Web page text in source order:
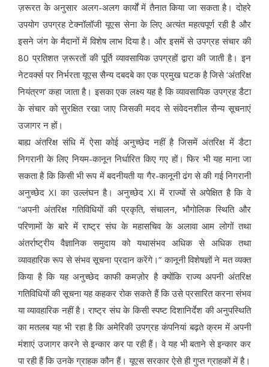
ज़रूरत के अनुसार अलग-अलग कार्यों में तैनात किया जा सकता है। दोहरे
उपयोग उपग्रह टेक्नॉलॉजी यूएस सेना के लिए अत्यंत महत्वपूर्ण रही है और
इसने जंग के मैदानों में विशेष लाभ दिया है। और इसमें से उपग्रह संचार की
80 प्रतिशत ज़रूरतों की पूर्ति व्यावसायिक उपग्रहों द्वारा की जाती है। इन
नेटवर्क्स पर निर्भरता यूएस सैन्य दबदबे का एक प्रमुख घटक है जिसे ‘अंतरिक्ष
नियंत्रण’ कहा जाता है। इसका एक लक्ष्य यह है कि व्यावसायिक उपग्रह डैटा
के संचार को सुरक्षित रखा जाए जिसकी मदद से संवेदनशील सैन्य सूचनाएं
उजागर न हों।
बाह्य अंतरिक्ष संधि में ऐसा कोई अनुच्छेद नहीं है जिसमें अंतरिक्ष में डैटा
निगरानी के लिए नियम-कानून निर्धारित किए गए हों। फिर भी यह माना जा
सकता है कि किसी भी रूप में बदनीयती या गैर-कानूनी ढंग से की गई निगरानी
अनुच्छेद XI का उल्लंघन है। अनुच्छेद XI में राज्यों से अपेक्षित है कि वे
“अपनी अंतरिक्ष गतिविधियों की प्रकृति, संचालन, भौगोलिक स्थिति और
परिणामों के बारे में राष्ट्र संघ के महासचिव के अलावा आम लोगों तथा
अंतर्राष्ट्रीय वैज्ञानिक समुदाय को यथासंभव अधिक से अधिक तथा
व्यावहारिक रूप से संभव सूचना प्रदान करेंगे।” कानूनी विशेषज्ञों ने मत व्यक्त
किया है कि यह अनुच्छेद काफी कमज़ोर है क्योंकि राज्य अपनी अंतरिक्ष
गतिविधियों की सूचना यह कहकर रोक सकते हैं कि उसे प्रसारित करना संभव
या व्यावहारिक नहीं है। राष्ट्र संघ के किसी स्पष्ट दिशानिर्देश की अनुपस्थिति
का मतलब यह भी रहा है कि अमेरिकी उपग्रह कंपनियां बढ़ते क्रम में अपनी
मंशाएं उजागर करने से इन्कार कर पा रही हैं। वे यह भी बताने से इन्कार कर
पा रही हैं कि उनके ग्राहक कौन हैं। यूएस सरकार ऐसे ही गुप्त ग्राहकों में है।